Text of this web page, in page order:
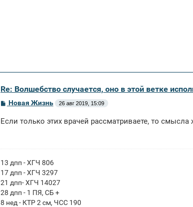
Re: Волшебство случается, оно в этой ветке
С
б
Новая Жизнь 26 авг 2019, 15:09
Если только этих врачей рассматриваете, то
13 дпп - ХГЧ 806
17 дпп - ХГЧ 3297
21 дпп- ХГЧ 14027
28 дпп - 1 ПЯ, СБ +
8 нед - КТР 2 см, ЧСС 190